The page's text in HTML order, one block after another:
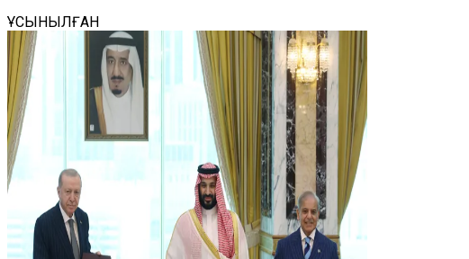
ҰСЫНЫЛҒАН